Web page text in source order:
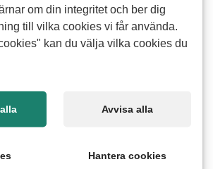
kan ändras snabbt i handeln.
att anlita rätt person för rätt uppgift
dig. Alert Senior hjälper dig att hålla
med personal du kan lita på.
att hyra personal?
Läs mer
om din integritet och ber dig
till vilka cookies vi får använda.
kan du välja vilka cookies du
Avvisa alla
Hantera cookies